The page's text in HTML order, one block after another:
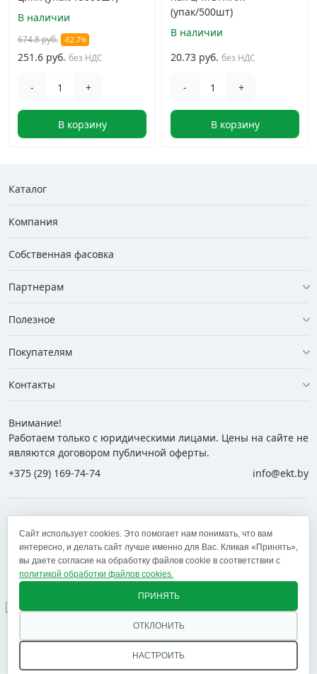
В наличии
674.8 руб. -62.7%
251.6 руб. без НДС
- +
В корзину
(упак/500шт)
В наличии
20.73 руб. без НДС
- +
В корзину
Каталог
Компания
Собственная фасовка
Партнерам
Полезное
Покупателям
Контакты
Внимание!
Работаем только с юридическими лицами. Цены на сайте не
являются договором публичной оферты.
+375 (29) 169-74-74
info@ekt.by
+375 (17) 269-74-74
zakaz@ekt.by
Оставить отзыв
Брест, Витебск, Гомель, Гродно, Могилев и другие
Сайт использует cookies. Это помогает нам понимать, что вам
интересно, и делать сайт лучше именно для Вас. Кликая «Принять»,
вы даете согласие на обработку файлов cookie в соответствии с
политикой обработки файлов cookies.
НАСТРОИТЬ
ОТКЛОНИТЬ
ПРИНЯТЬ